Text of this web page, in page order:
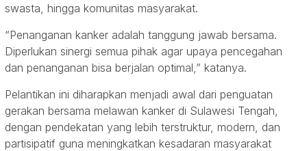
swasta, hingga komunitas masyarakat.
“Penanganan kanker adalah tanggung jawab bersama.
Diperlukan sinergi semua pihak agar upaya pencegahan
dan penanganan bisa berjalan optimal,” katanya.
Pelantikan ini diharapkan menjadi awal dari penguatan
gerakan bersama melawan kanker di Sulawesi Tengah,
dengan pendekatan yang lebih terstruktur, modern, dan
partisipatif guna meningkatkan kesadaran masyarakat